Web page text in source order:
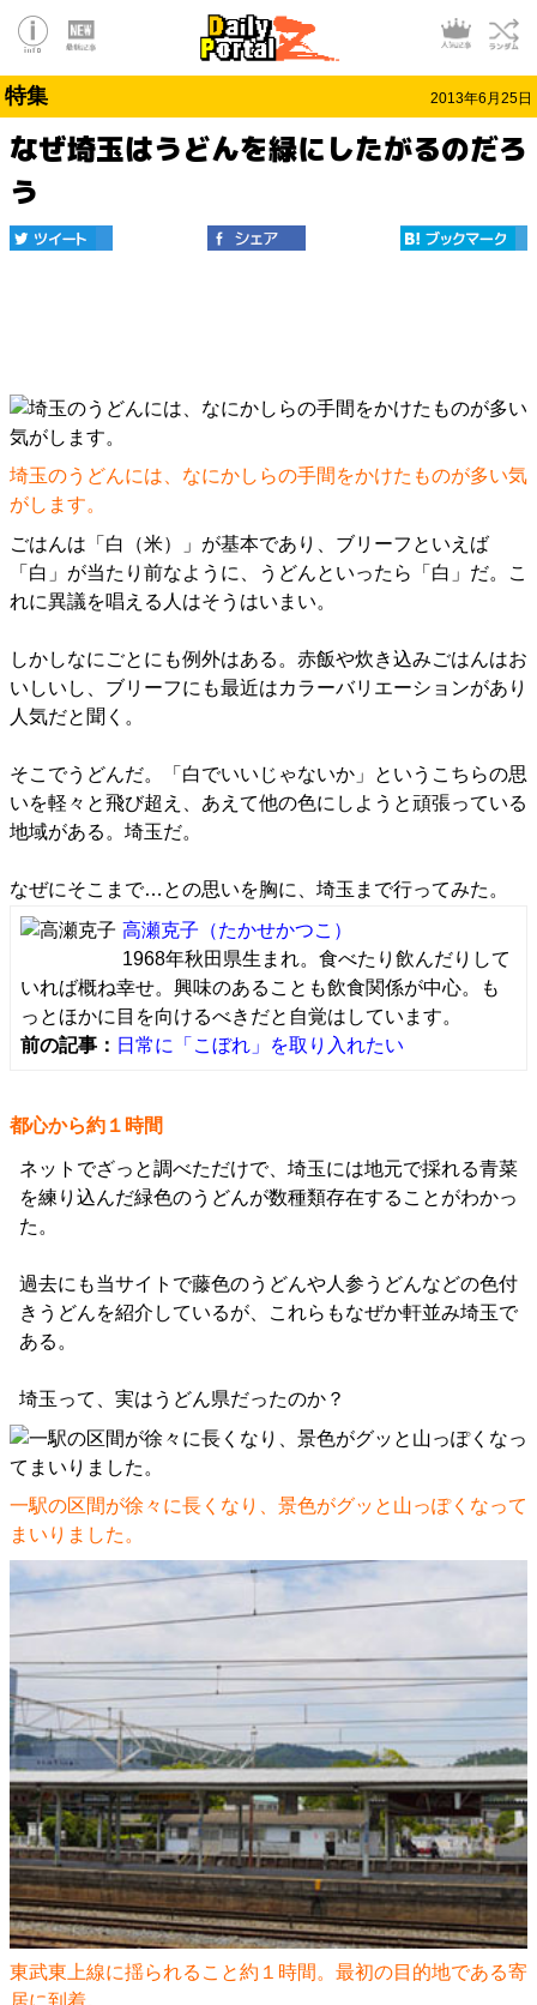
特集 2013年6月25日
なぜ埼玉はうどんを緑にしたがるのだろ
う
埼玉のうどんには、なにかしらの手間をかけたものが多い気
がします。
ごはんは「白（米）」が基本であり、ブリーフといえば
「白」が当たり前なように、うどんといったら「白」だ。こ
れに異議を唱える人はそうはいまい。
しかしなにごとにも例外はある。赤飯や炊き込みごはんはお
いしいし、ブリーフにも最近はカラーバリエーションがあり
人気だと聞く。
そこでうどんだ。「白でいいじゃないか」というこちらの思
いを軽々と飛び超え、あえて他の色にしようと頑張っている
地域がある。埼玉だ。
なぜにそこまで…との思いを胸に、埼玉まで行ってみた。
高瀬克子 （たかせかつこ）
1968年秋田県生まれ。食べたり飲んだりして
いれば概ね幸せ。興味のあることも飲食関係が中心。も
っとほかに目を向けるべきだと自覚はしています。
前の記事： 日常に「こぼれ」を取り入れたい
都心から約１時間
ネットでざっと調べただけで、埼玉には地元で採れる青菜
を練り込んだ緑色のうどんが数種類存在することがわかっ
た。
過去にも当サイトで藤色のうどんや人参うどんなどの色付
きうどんを紹介しているが、これらもなぜか軒並み埼玉で
ある。
埼玉って、実はうどん県だったのか？
一駅の区間が徐々に長くなり、景色がグッと山っぽくなって
まいりました。
東武東上線に揺られること約１時間。最初の目的地である寄
居に到着。